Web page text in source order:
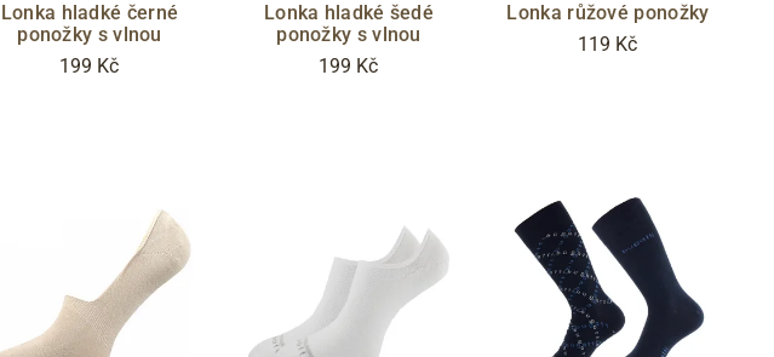
Lonka hladké černé
ponožky s vlnou
199 Kč
Lonka hladké šedé
ponožky s vlnou
199 Kč
Lonka růžové ponožky
119 Kč